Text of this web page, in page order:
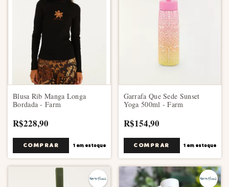
Blusa Rib Manga Longa
Bordada - Farm
R$228,90
COMPRAR 1em estoque
Garrafa Que Sede Sunset
Yoga 500ml - Farm
R$154,90
1 em estoque